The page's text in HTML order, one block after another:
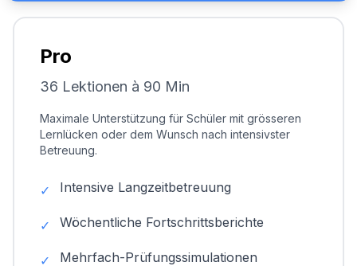
Pro
36 Lektionen à 90 Min
Maximale Unterstützung für Schüler mit grösseren
Lernlücken oder dem Wunsch nach intensivster
Betreuung.
✓ Intensive Langzeitbetreuung
✓ Wöchentliche Fortschrittsberichte
✓ Mehrfach-Prüfungssimulationen